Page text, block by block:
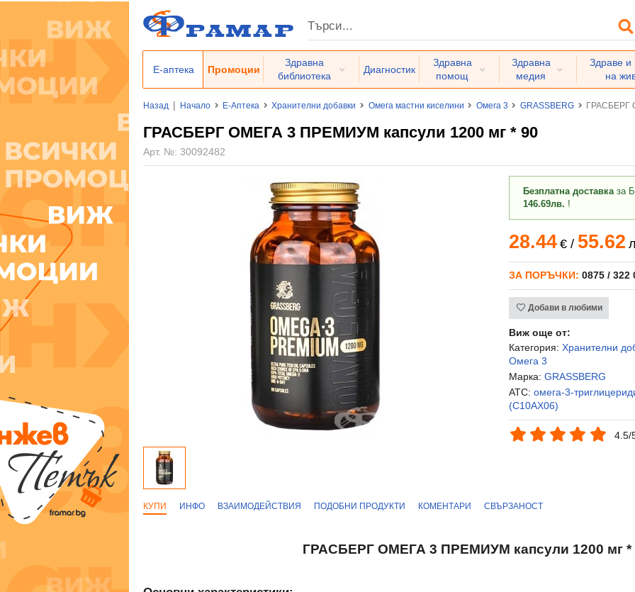
Е-аптека Промоции
Здравна
библиотека
Диагностик
Здравна
помощ
Здравна
медия
Здраве и
на
Назад | Начало Е-Аптека Хранителни добавки Омега мастни киселини Омега 3 GRASSBERG ГРАСБЕРГ
ГРАСБЕРГ ОМЕГА 3 ПРЕМИУМ капсули 1200 мг * 90
Арт. №: 30092482
Безплатна доставказа
146.69лв. !
28.44 €/ 55.62
ЗА ПОРЪЧКИ: 0875 / 322
Добави в любими
Виж още от:
Категория:Хранителни
Омега 3
Марка:GRASSBERG
ATC:омега-3-
(C10AX06)
4.5/
КУПИ ИНФО ВЗАИМОДЕЙСТВИЯ ПОДОБНИ ПРОДУКТИ КОМЕНТАРИ СВЪРЗАНОСТ
ГРАСБЕРГ ОМЕГА 3 ПРЕМИУМ капсули 1200 мг *